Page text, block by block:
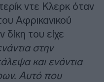
ντε Κλερκ όταν
Αφρικανικού
του είχε
στην
και ενάντια
Αυτό που